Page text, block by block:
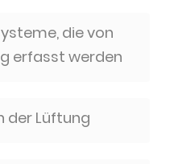
die von
erfasst werden
der Lüftung